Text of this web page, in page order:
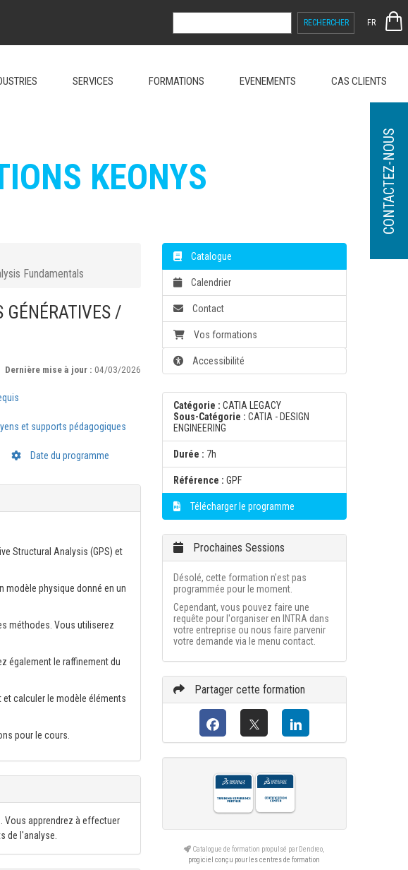
RECHERCHER :
FR
SERVICES FORMATIONS EVENEMENTS CAS CLIENTS
CONTACTEZ-NOUS
KEONYS
Fundamentals
GÉNÉRATIVES /
Dernière mise à jour : 04/03/2026
et supports pédagogiques
Date du programme
Structural Analysis (GPS) et
modèle physique donné en un
méthodes. Vous utiliserez
également le raffinement du
calculer le modèle éléments
pour le cours.
Vous apprendrez à effectuer
de l'analyse.
Catalogue
Calendrier
Contact
Vos formations
Accessibilité
Catégorie : CATIA LEGACY
Sous-Catégorie : CATIA - DESIGN
ENGINEERING
Durée : 7h
Référence : GPF
Télécharger le programme
Prochaines Sessions
Désolé, cette formation n'est pas
programmée pour le moment.
Cependant, vous pouvez faire une
requête pour l'organiser en INTRA dans
votre entreprise ou nous faire parvenir
votre demande via le menu contact.
Partager cette formation
Catalogue de formation propulsé par Dendreo,
progiciel conçu pour les centres de formation